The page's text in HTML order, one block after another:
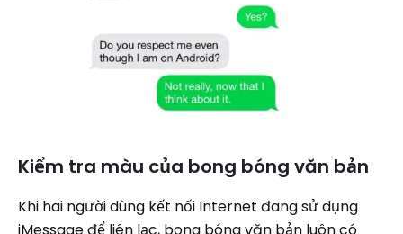
Kiểm tra màu của bong bóng văn bản
Khi hai người dùng kết nối Internet đang sử dụng